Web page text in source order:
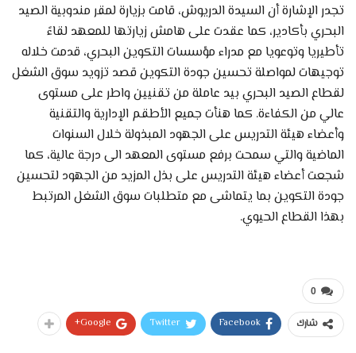
تجدر الإشارة أن السيدة الدريوش، قامت بزيارة لمقر مندوبية الصيد
البحري بأكادير، كما عقدت على هامش زيارتها للمعهد لقاءً
تأطيريا وتوعويا مع مدراء مؤسسات التكوين البحري، قدمت خلاله
توجيهات لمواصلة تحسين جودة التكوين قصد تزويد سوق الشغل
لقطاع الصيد البحري بيد عاملة من تقنيين واطر على مستوى
عالي من الكفاءة. كما هنأت جميع الأطقم الإدارية والتقنية
وأعضاء هيئة التدريس على الجهود المبذولة خلال السنوات
الماضية والتي سمحت برفع مستوى المعهد الى درجة عالية، كما
شجعت أعضاء هيئة التدريس على بذل المزيد من الجهود لتحسين
جودة التكوين بما يتماشى مع متطلبات سوق الشغل المرتبط
بهذا القطاع الحيوي.
0
شارك Facebook
Twitter
Google+